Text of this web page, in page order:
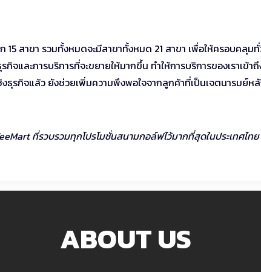
สาขา รวมทั้งหมดจะมีสาขาทั้งหมด 21 สาขา เพื่อให้ครอบคลุม
และการบริการที่จะขยายให้มากขึ้น ทำให้การบริการของเราเข้า
งธุรกิจแล้ว ยังช่วยเพิ่มความพึงพอใจจากลูกค้าที่เป็นเจตนารมย์ห
ที่รวบรวมทุกโปรโมชั่นสนามกอล์ฟไว้มากที่สุดในประเทศไทย
ABOUT US